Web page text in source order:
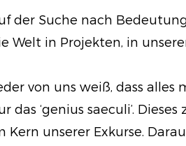
der Suche nach
Welt in Projekten, in
von uns weiß, dass
das ‘genius saeculi’.
Kern unserer Exkurse.